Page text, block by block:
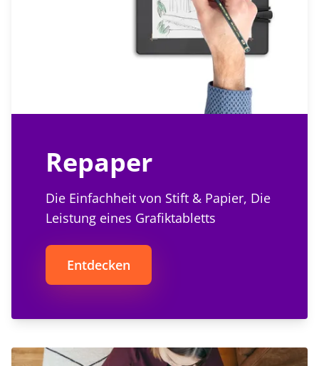
Repaper
Die Einfachheit von Stift & Papier, Die
Leistung eines Grafiktabletts
Entdecken